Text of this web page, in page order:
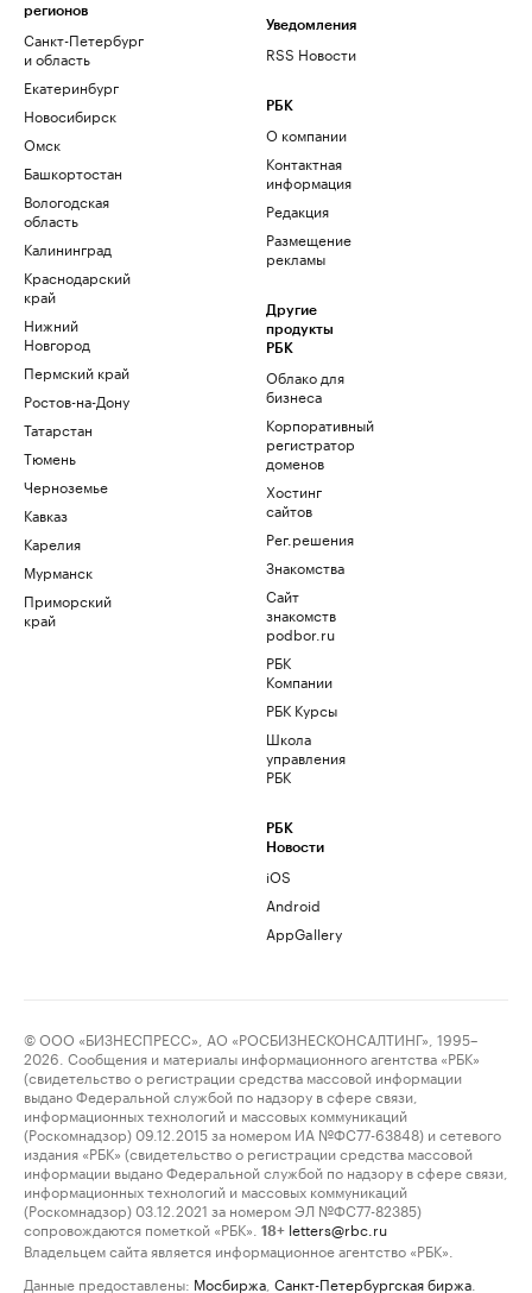
регионов
Санкт-Петербург
и область
Екатеринбург
Новосибирск
Омск
Башкортостан
Вологодская
область
Калининград
Краснодарский
край
Нижний
Новгород
Пермский край
Ростов-на-Дону
Татарстан
Тюмень
Черноземье
Кавказ
Карелия
Мурманск
Приморский
край
Уведомления
RSS Новости
РБК
О компании
Контактная
информация
Редакция
Размещение
рекламы
Другие
продукты
РБК
Облако для
бизнеса
Корпоративный
регистратор
доменов
Хостинг
сайтов
Рег.решения
Знакомства
Сайт
знакомств
podbor.ru
РБК
Компании
РБК Курсы
Школа
управления
РБК
РБК
Новости
iOS
Android
AppGallery
© ООО «БИЗНЕСПРЕСС», АО «РОСБИЗНЕСКОНСАЛТИНГ», 1995–
2026. Сообщения и материалы информационного агентства «РБК»
(свидетельство о регистрации средства массовой информации
выдано Федеральной службой по надзору в сфере связи,
информационных технологий и массовых коммуникаций
(Роскомнадзор) 09.12.2015 за номером ИА №ФС77-63848) и сетевого
издания «РБК» (свидетельство о регистрации средства массовой
информации выдано Федеральной службой по надзору в сфере связи,
информационных технологий и массовых коммуникаций
(Роскомнадзор) 03.12.2021 за номером ЭЛ №ФС77-82385)
сопровождаются пометкой «РБК».
18+ letters@rbc.ru
Владельцем сайта является информационное агентство «РБК».
Данные предоставлены: Мосбиржа Санкт-Петербургская биржа